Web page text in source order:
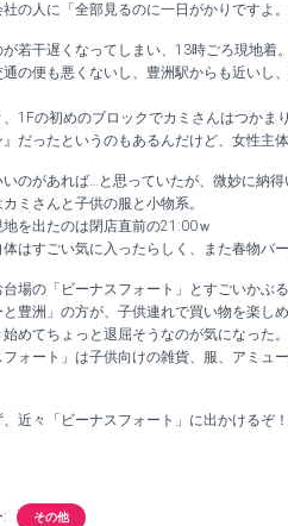
の人に「全部見るのに一日がかりですよ
若干遅くなってしまい、13時ごろ現地着。
の便も悪くないし、豊洲駅からも近いし、
、1Fの初めのブロックでカミさんはつかま
』だったというのもあるんだけど、女性主
のがあれば…と思っていたが、微妙に納得
ミさんと子供の服と小物系。
地を出たのは閉店直前の21:00ｗ
はすごい気に入ったらしく、また春物バ
場の「ビーナスフォート」とすごいかぶる
と豊洲」の方が、子供連れで買い物を楽し
めてちょっと退屈そうなのが気になった。
フォート」は子供向けの雑貨、服、アミ
、近々「ビーナスフォート」に出かけるぞ
その他